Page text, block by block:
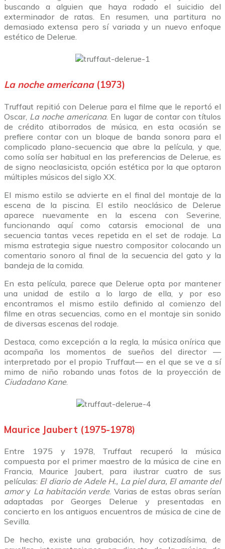
buscando a alguien que haya rodado el suicidio del
exterminador de ratas. En resumen, una partitura no
demasiado extensa pero sí variada y un nuevo enfoque
estético de Delerue.
La noche americana (1973)
Truffaut repitió con Delerue para el filme que le reportó el
Oscar, La noche americana. En lugar de contar con títulos
de crédito atiborrados de música, en esta ocasión se
prefiere contar con un bloque de banda sonora para el
complicado plano-secuencia que abre la película, y que,
como solía ser habitual en las preferencias de Delerue, es
de signo neoclasicista, opción estética por la que optaron
múltiples músicos del siglo XX.
El mismo estilo se advierte en el final del montaje de la
escena de la piscina. El estilo neoclásico de Delerue
aparece nuevamente en la escena con Severine,
funcionando aquí como catarsis emocional de una
secuencia tantas veces repetida en el set de rodaje. La
misma estrategia sigue nuestro compositor colocando un
comentario sonoro al final de la secuencia del gato y la
bandeja de la comida.
En esta película, parece que Delerue opta por mantener
una unidad de estilo a lo largo de ella, y por eso
encontramos el mismo estilo definido al comienzo del
filme en otras secuencias, como en el montaje sin sonido
de diversas escenas del rodaje.
Destaca, como excepción a la regla, la música onírica que
acompaña los momentos de sueños del director —
interpretado por el propio Truffaut— en el que se ve a sí
mimo de niño robando unas fotos de la proyección de
Ciudadano Kane.
Maurice Jaubert (1975-1978)
Entre 1975 y 1978, Truffaut recuperó la música
compuesta por el primer maestro de la música de cine en
Francia, Maurice Jaubert, para ilustrar cuatro de sus
películas: El diario de Adele H., La piel dura, El amante del
amory La habitación verde. Varias de estas obras serían
adaptadas por Georges Delerue y presentadas en
concierto en los antiguos encuentros de música de cine de
Sevilla.
De hecho, existe una grabación, hoy cotizadísima, de